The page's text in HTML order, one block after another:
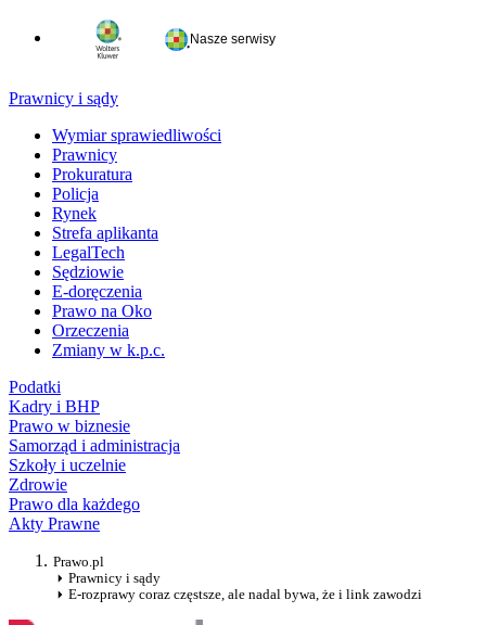
Nasze serwisy
Prawnicy i sądy
Wymiar sprawiedliwości
Prawnicy
Prokuratura
Policja
Rynek
Strefa aplikanta
LegalTech
Sędziowie
E-doręczenia
Prawo na Oko
Orzeczenia
Zmiany w k.p.c.
Podatki
Kadry i BHP
Prawo w biznesie
Samorząd i administracja
Szkoły i uczelnie
Zdrowie
Prawo dla każdego
Akty Prawne
Prawo.pl
Prawnicy i sądy
E-rozprawy coraz częstsze, ale nadal bywa, że i link zawodzi